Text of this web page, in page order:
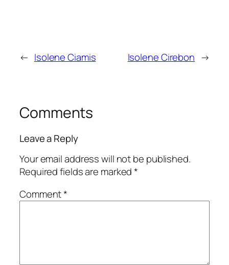
← Isolene Ciamis Isolene Cirebon →
Comments
Leave a Reply
Your email address will not be published.
Required fields are marked*
Comment*